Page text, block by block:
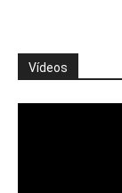
Vídeos